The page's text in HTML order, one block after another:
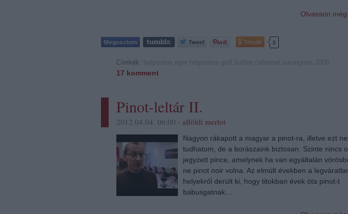
Olvasson még
Tetszik 0
Címkék:
17 komment
Pinot-leltár II.
2012.04.04. 06:00 - alföldi merlot
Nagyon rákapott a magyar a pinot-ra, illetve ezt
tudhatom, de a borászaink biztosan. Szinte nincs
jegyzett pince, amelynek ha van egyáltalán
ne pinot noir volna. Az elmúlt években a
helyekről derült ki, hogy titokban évek óta pinot-t
babusgatnak…